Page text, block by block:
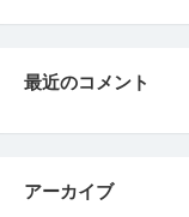
最近のコメント
アーカイブ